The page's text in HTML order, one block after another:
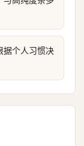
据个人习惯决